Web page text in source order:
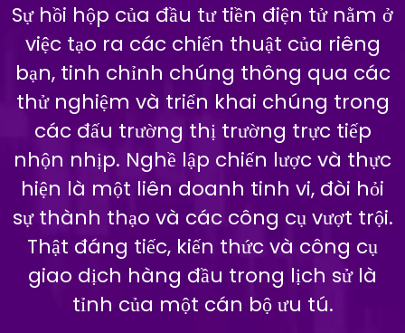
Sự hồi hộp của đầu tư tiền điện tử nằm ở
việc tạo ra các chiến thuật của riêng
bạn, tinh chỉnh chúng thông qua các
thử nghiệm và triển khai chúng trong
các đấu trường thị trường trực tiếp
nhộn nhịp. Nghề lập chiến lược và thực
hiện là một liên doanh tinh vi, đòi hỏi
sự thành thạo và các công cụ vượt trội.
Thật đáng tiếc, kiến thức và công cụ
giao dịch hàng đầu trong lịch sử là
tỉnh của một cán bộ ưu tú.